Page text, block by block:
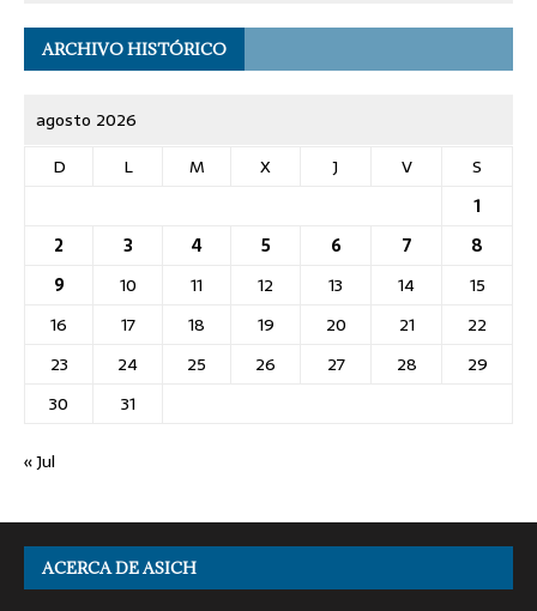
ARCHIVO HISTÓRICO
agosto 2026
D
L M X J V
S
1
2
3 4 5 6 7
8
9
10 11 12 13 14
15
16
17 18 19 20 21
22
23
24 25 26 27 28
29
30
31
« Jul
ACERCA DE ASICH